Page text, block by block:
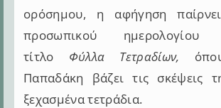
ορόσημου, η αφήγηση
προσωπικού
τίτλο Φύλλα Τετραδίων,
Παπαδάκη βάζει τις σκέψεις
ξεχασμένα τετράδια.